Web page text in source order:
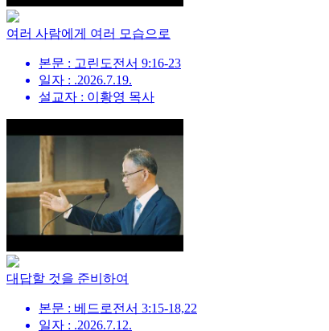
여러 사람에게 여러 모습으로
본문 : 고린도전서 9:16-23
일자 : .2026.7.19.
설교자 : 이황영 목사
대답할 것을 준비하여
본문 : 베드로전서 3:15-18,22
일자 : .2026.7.12.